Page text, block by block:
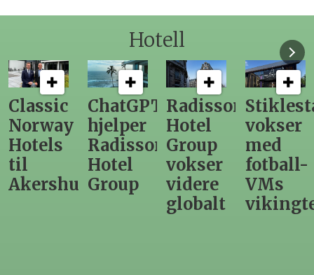
Hotell
ChatGPT
hjelper
Radisson
Hotel
Group
Radisson
Hotel
Group
vokser
videre
Stiklestad
vokser
med
fotball-
VMs
vikingtematikk
Fra
direktør
til
nytt